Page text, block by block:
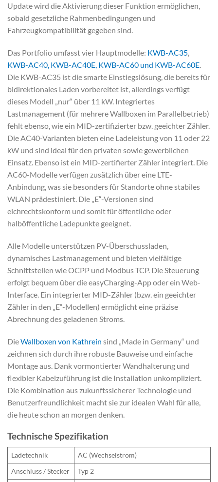
Update wird die Aktivierung dieser Funktion ermöglichen,
sobald gesetzliche Rahmenbedingungen und
Fahrzeugkompatibilität gegeben sind.
Das Portfolio umfasst vier Hauptmodelle: KWB-AC35,
KWB-AC40, KWB-AC40E, KWB-AC60 und KWB-AC60E.
Die KWB-AC35 ist die smarte Einstiegslösung, die bereits für
bidirektionales Laden vorbereitet ist, allerdings verfügt
dieses Modell „nur“ über 11 kW. Integriertes
Lastmanagement (für mehrere Wallboxen im Parallelbetrieb)
fehlt ebenso, wie ein MID-zertifizierter bzw. geeichter Zähler.
Die AC40-Varianten bieten eine Ladeleistung von 11 oder 22
kW und sind ideal für den privaten sowie gewerblichen
Einsatz. Ebenso ist ein MID-zertifierter Zähler integriert. Die
AC60-Modelle verfügen zusätzlich über eine LTE-
Anbindung, was sie besonders für Standorte ohne stabiles
WLAN prädestiniert. Die „E“-Versionen sind
eichrechtskonform und somit für öffentliche oder
halböffentliche Ladepunkte geeignet.
Alle Modelle unterstützen PV-Überschussladen,
dynamisches Lastmanagement und bieten vielfältige
Schnittstellen wie OCPP und Modbus TCP. Die Steuerung
erfolgt bequem über die easyCharging-App oder ein Web-
Interface. Ein integrierter MID-Zähler (bzw. ein geeichter
Zähler in den „E“-Modellen) ermöglicht eine präzise
Abrechnung des geladenen Stroms.
DieWallboxen von Kathrein sind „Made in Germany“ und
zeichnen sich durch ihre robuste Bauweise und einfache
Montage aus. Dank vormontierter Wandhalterung und
flexibler Kabelzuführung ist die Installation unkompliziert.
Die Kombination aus zukunftssicherer Technologie und
Benutzerfreundlichkeit macht sie zur idealen Wahl für alle,
die heute schon an morgen denken.
Technische Spezifikation
Ladetechnik
AC (Wechselstrom)
Anschluss / Stecker
Typ 2